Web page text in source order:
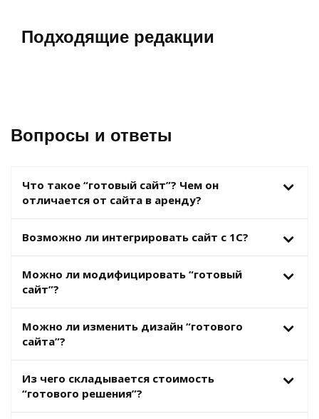
Подходящие редакции
Вопросы и ответы
Что такое “готовый сайт”? Чем он
отличается от сайта в аренду?
Возможно ли интегрировать сайт с 1С?
Можно ли модифицировать “готовый
сайт”?
Можно ли изменить дизайн “готового
сайта”?
Из чего складывается стоимость
“готового решения”?